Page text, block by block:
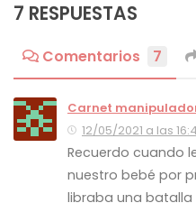
7 RESPUESTAS
Comentarios 7
Carnet
12/05/2021 a las
Recuerdo cuando
nuestro bebé por
libraba una batalla